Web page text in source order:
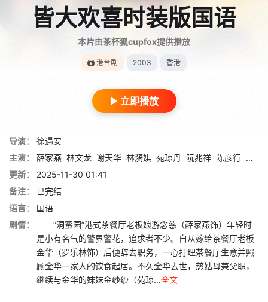
皆大欢喜时装版国语
本片由茶杯狐cupfox提供播放
港台剧 2003 香港
立即播放
导演：
徐遇安
主演：
薛家燕 林文龙 谢天华 林漪娸 苑琼丹 阮兆祥 陈彦行 赵学
更新：
2025-11-30 01:41
备注：
已完结
语言：
国语
剧情：
“洞蜜园”港式茶餐厅老板娘游念慈（薛家燕饰）年轻时
是小有名气的警界警花，追求者不少。自从嫁给茶餐厅老板
金华（罗乐林饰）后便辞去职务，一心打理茶餐厅生意并照
顾金华一家人的饮食起居。不久金华去世，慈姑母兼父职，
继续与金华的妹妹金纱纱（苑琼...全文